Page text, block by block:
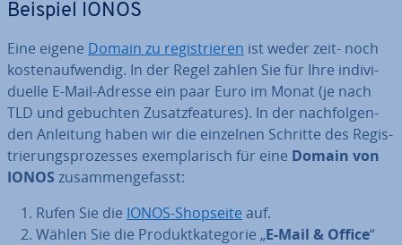
Beispiel IONOS
Eine eigene Domain zu re­gis­trie­ren ist weder zeit- noch
kos­ten­auf­wen­dig. In der Regel zahlen Sie für Ihre in­di­vi­
du­el­le E-Mail-Adresse ein paar Euro im Monat (je nach
TLD und gebuchten Zu­satz­fea­tures). In der nach­fol­gen­
den Anleitung haben wir die einzelnen Schritte des Re­gis­
trie­rungs­pro­zes­ses ex­em­pla­risch für eine Domain von
IONOS zu­sam­men­ge­fasst:
Rufen Sie die IONOS-Shopseite auf.
Wählen Sie die Pro­dukt­ka­te­go­rie „E-Mail & Office“